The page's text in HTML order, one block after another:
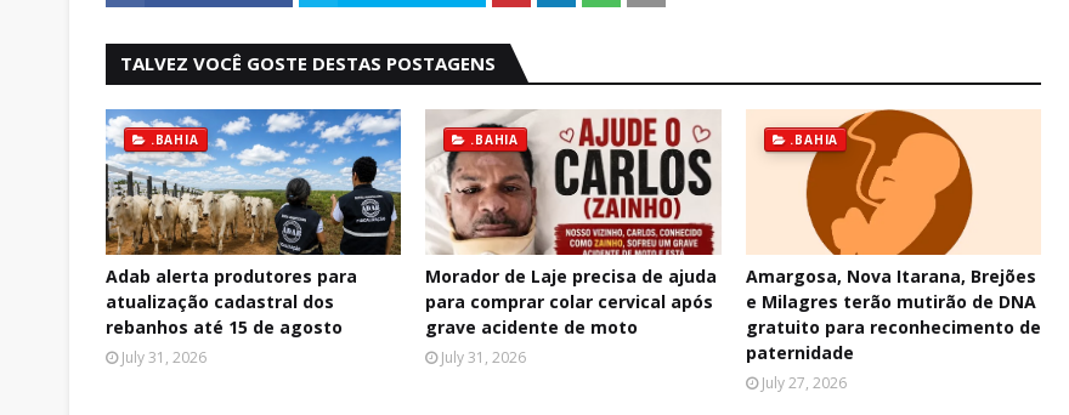
TALVEZ VOCÊ GOSTE DESTAS POSTAGENS
.BAHIA
Adab alerta produtores para
atualização cadastral dos
rebanhos até 15 de agosto
July 31, 2026
.BAHIA
Morador de Laje precisa de ajuda
para comprar colar cervical após
grave acidente de moto
July 31, 2026
.BAHIA
Amargosa, Nova Itarana, Brejões
e Milagres terão mutirão de DNA
gratuito para reconhecimento de
paternidade
July 27, 2026